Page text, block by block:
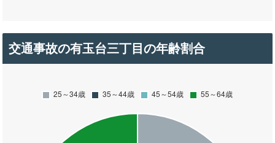
交通事故の有玉台三丁目の年齢割合